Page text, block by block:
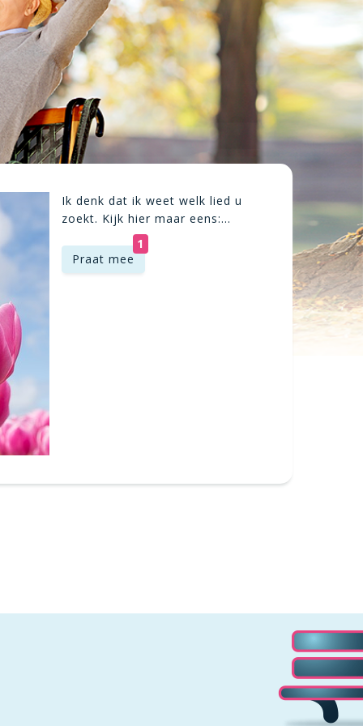
Ik denk dat ik weet welk lied u
zoekt. Kijk hier maar eens:...
Praat mee
1